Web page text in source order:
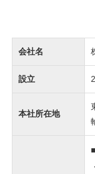
2022/03/18
会社名
設立
本社所在地